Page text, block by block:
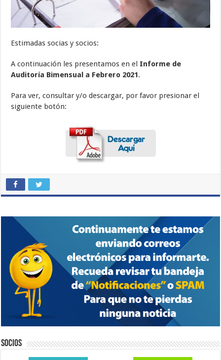
Estimadas socias y socios:
A continuación les presentamos en el Informe de
Auditoría Bimensual a Febrero 2021.
Para ver, consultar y/o descargar, por favor presionar el
siguiente botón:
Socios